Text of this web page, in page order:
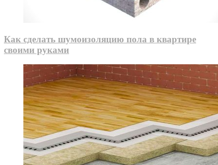
Как сделать шумоизоляцию пола в квартире
своими руками